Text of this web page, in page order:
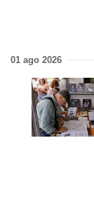
01 ago 2026